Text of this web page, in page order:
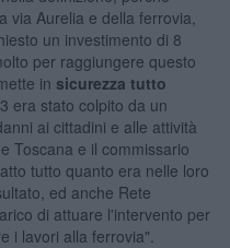
via Aurelia e della ferrovia,
un investimento di 8
per raggiungere questo
in sicurezza tutto
era stato colpito da un
ai cittadini e alle attività
Toscana e il commissario
tutto quanto era nelle loro
ed anche Rete
di attuare l'intervento per
i lavori alla ferrovia".